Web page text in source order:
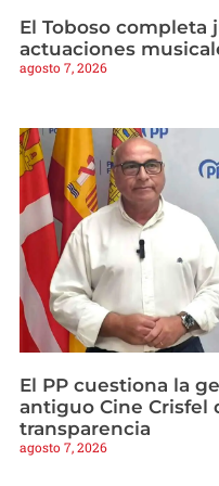
El Toboso completa
actuaciones
agosto 7, 2026
El PP cuestiona la
antiguo Cine Crisfel
transparencia
agosto 7, 2026